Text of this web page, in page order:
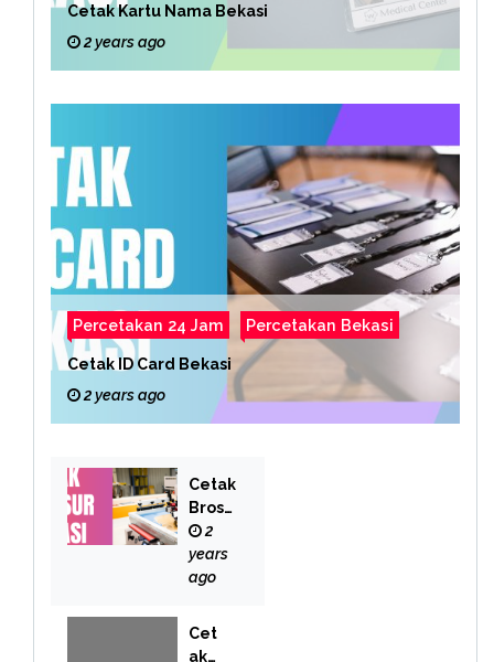
Cetak Kartu Nama Bekasi
2 years ago
Percetakan 24 Jam Percetakan Bekasi
Cetak ID Card Bekasi
2 years ago
Cetak
Brosu
r
Bekas
i
2
years
ago
Cet
ak